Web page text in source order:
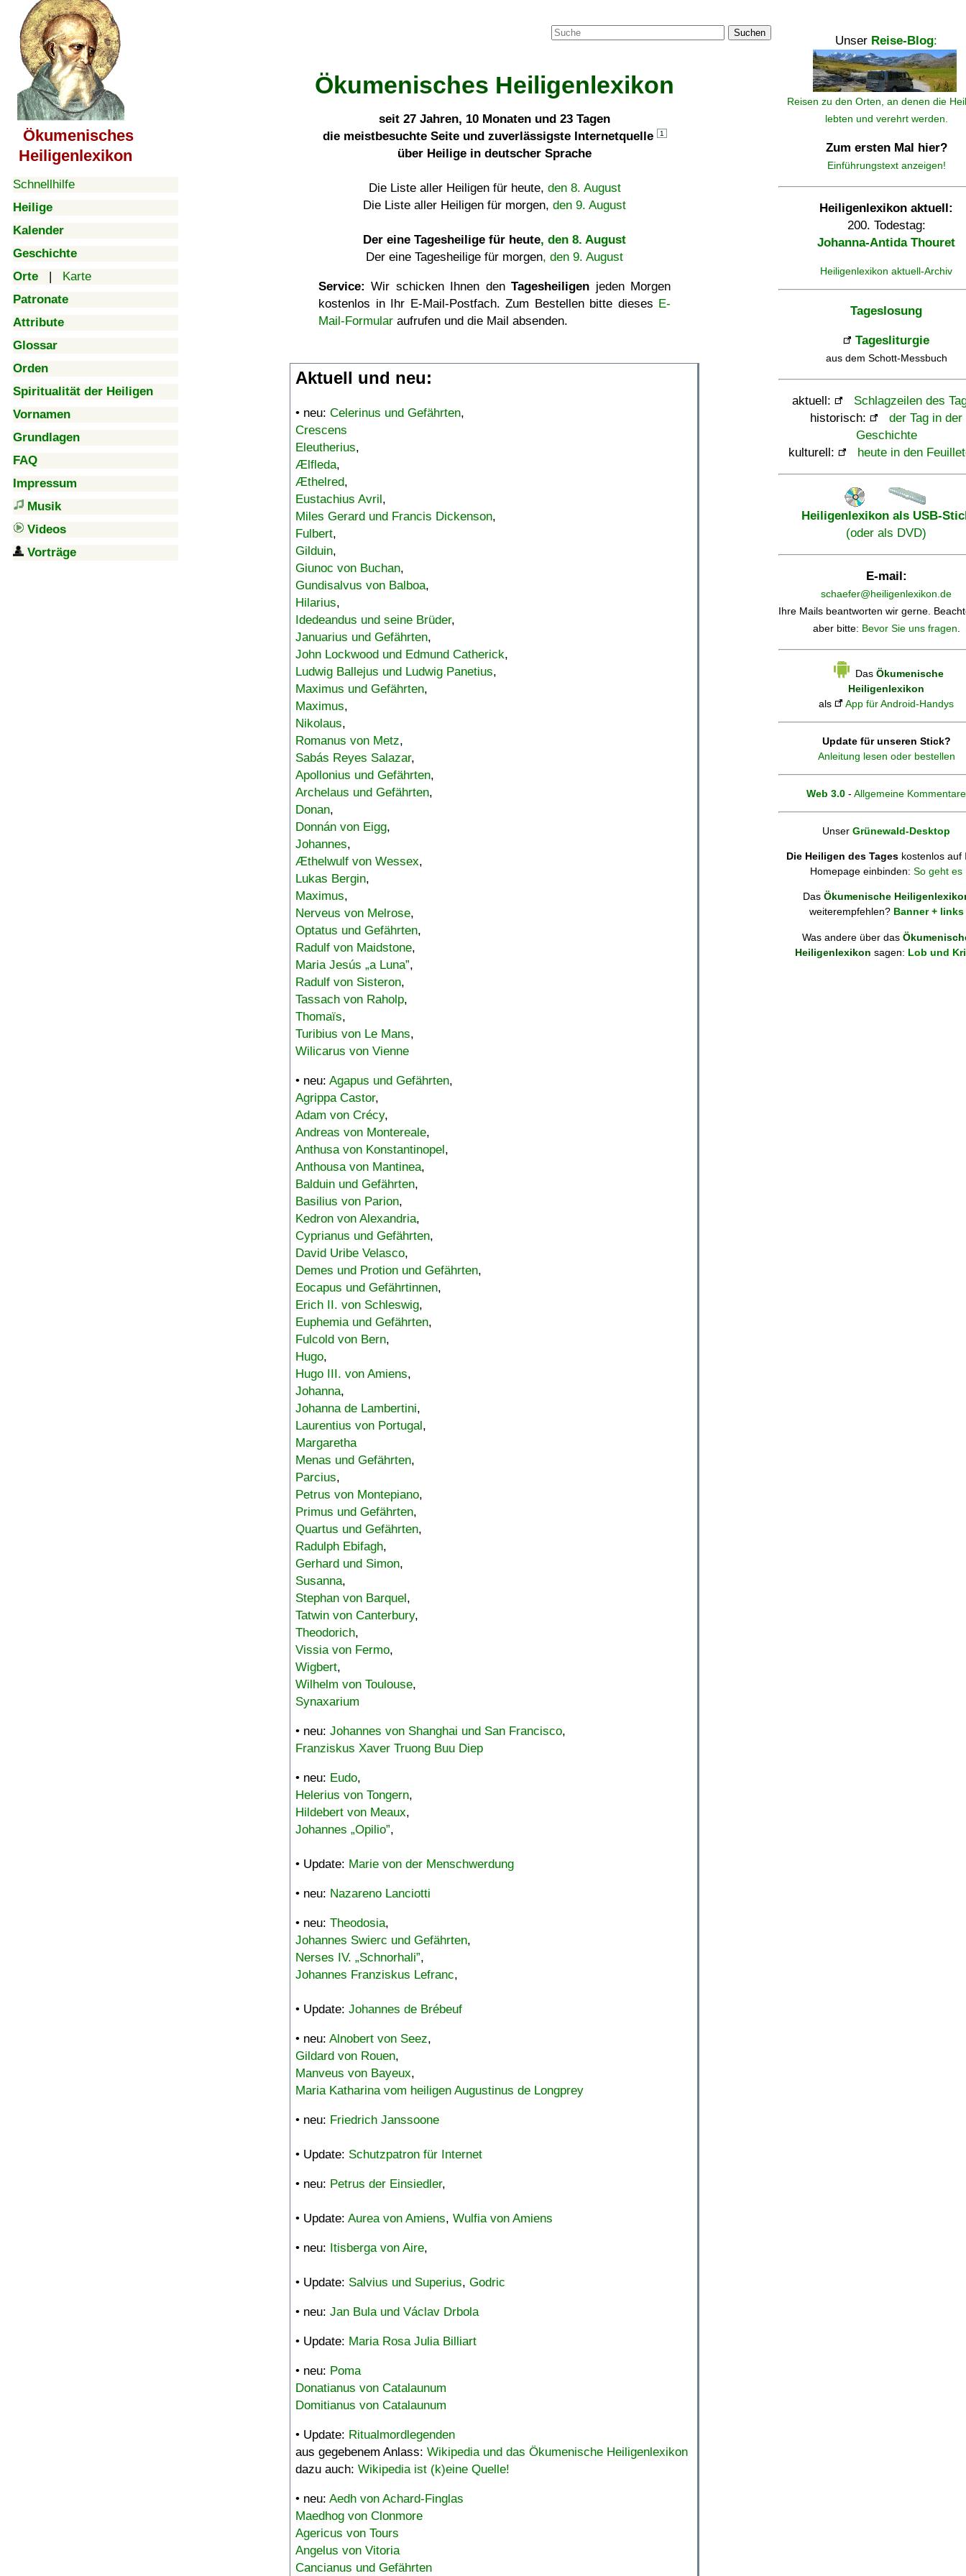
Ökumenisches
Heiligenlexikon
Schnellhilfe
Heilige
Kalender
Geschichte
Orte | Karte
Patronate
Attribute
Glossar
Orden
Spiritualität der Heiligen
Vornamen
Grundlagen
FAQ
Impressum
Musik
Videos
Vorträge
Suchen
Ökumenisches Heiligenlexikon
seit 27 Jahren, 10 Monaten und 23 Tagen
die meistbesuchte Seite und zuverlässigste Internetquelle
1
über Heilige in deutscher Sprache
Die Liste aller Heiligen für heute, den 8. August
Die Liste aller Heiligen für morgen, den 9. August
Der eine Tagesheilige für heute, den 8. August
Der eine Tagesheilige für morgen, den 9. August
Service: Wir schicken Ihnen denTagesheiligen jeden Morgen
kostenlos in Ihr E-Mail-Postfach. Zum Bestellen bitte dieses E-
Mail-Formular aufrufen und die Mail absenden.
Aktuell und neu:
• neu: Celerinus und Gefährten,
Crescens
Eleutherius,
Ælfleda,
Æthelred,
Eustachius Avril,
Miles Gerard und Francis Dickenson,
Fulbert,
Gilduin,
Giunoc von Buchan,
Gundisalvus von Balboa,
Hilarius,
Idedeandus und seine Brüder,
Januarius und Gefährten,
John Lockwood und Edmund Catherick,
Ludwig Ballejus und Ludwig Panetius,
Maximus und Gefährten,
Maximus,
Nikolaus,
Romanus von Metz,
Sabás Reyes Salazar,
Apollonius und Gefährten,
Archelaus und Gefährten,
Donan,
Donnán von Eigg,
Johannes,
Æthelwulf von Wessex,
Lukas Bergin,
Maximus,
Nerveus von Melrose,
Optatus und Gefährten,
Radulf von Maidstone,
Maria Jesús „a Luna”,
Radulf von Sisteron,
Tassach von Raholp,
Thomaïs,
Turibius von Le Mans,
Wilicarus von Vienne
• neu: Agapus und Gefährten,
Agrippa Castor,
Adam von Crécy,
Andreas von Montereale,
Anthusa von Konstantinopel,
Anthousa von Mantinea,
Balduin und Gefährten,
Basilius von Parion,
Kedron von Alexandria,
Cyprianus und Gefährten,
David Uribe Velasco,
Demes und Protion und Gefährten,
Eocapus und Gefährtinnen,
Erich II. von Schleswig,
Euphemia und Gefährten,
Fulcold von Bern,
Hugo,
Hugo III. von Amiens,
Johanna,
Johanna de Lambertini,
Laurentius von Portugal,
Margaretha
Menas und Gefährten,
Parcius,
Petrus von Montepiano,
Primus und Gefährten,
Quartus und Gefährten,
Radulph Ebifagh,
Gerhard und Simon,
Susanna,
Stephan von Barquel,
Tatwin von Canterbury,
Theodorich,
Vissia von Fermo,
Wigbert,
Wilhelm von Toulouse,
Synaxarium
• neu: Johannes von Shanghai und San Francisco,
Franziskus Xaver Truong Buu Diep
• neu: Eudo,
Helerius von Tongern,
Hildebert von Meaux,
Johannes „Opilio”,
• Update: Marie von der Menschwerdung
• neu: Nazareno Lanciotti
• neu: Theodosia,
Johannes Swierc und Gefährten,
Nerses IV. „Schnorhali”,
Johannes Franziskus Lefranc,
• Update: Johannes de Brébeuf
• neu: Alnobert von Seez,
Gildard von Rouen,
Manveus von Bayeux,
Maria Katharina vom heiligen Augustinus de Longprey
• neu: Friedrich Janssoone
• Update: Schutzpatron für Internet
• neu: Petrus der Einsiedler,
• Update: Aurea von Amiens, Wulfia von Amiens
• neu: Itisberga von Aire,
• Update: Salvius und Superius, Godric
• neu: Jan Bula und Václav Drbola
• Update: Maria Rosa Julia Billiart
• neu: Poma
Donatianus von Catalaunum
Domitianus von Catalaunum
• Update: Ritualmordlegenden
aus gegebenem Anlass: Wikipedia und das Ökumenische Heiligenlexikon
dazu auch: Wikipedia ist (k)eine Quelle!
• neu: Aedh von Achard-Finglas
Maedhog von Clonmore
Agericus von Tours
Angelus von Vitoria
Cancianus und Gefährten
Unser Reise-Blog:
Reisen zu den Orten, an denen die
lebten und verehrt werden.
Zum ersten Mal hier?
Einführungstext anzeigen!
Heiligenlexikon aktuell:
200. Todestag:
Johanna-Antida Thouret
Heiligenlexikon aktuell-Archiv
Tageslosung
Tagesliturgie
aus dem Schott-Messbuch
aktuell:
Schlagzeilen des
historisch:
der Tag in der
Geschichte
kulturell:
heute in den
Heiligenlexikon als USB-
(oder als DVD)
E-mail:
schaefer@heiligenlexikon.de
Ihre Mails beantworten wir gerne.
aber bitte: Bevor Sie uns fragen.
Das Ökumenische
Heiligenlexikon
als
App für Android-Handys
Update für unseren Stick?
Anleitung lesen oder bestellen
Web 3.0 - Allgemeine Kommentare
Unser Grünewald-Desktop
Die Heiligen des Tages kostenlos auf
Homepage einbinden: So geht es
Das Ökumenische
weiterempfehlen? Banner + links
Was andere über das
Heiligenlexikon sagen: Lob und